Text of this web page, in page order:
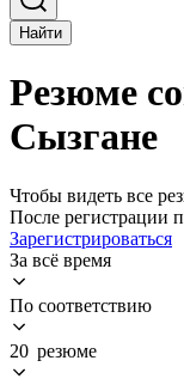
Найти
Резюме
Сызгане
Чтобы видеть все
После регистрации
Зарегистрироваться
За всё время
По соответствию
20 резюме